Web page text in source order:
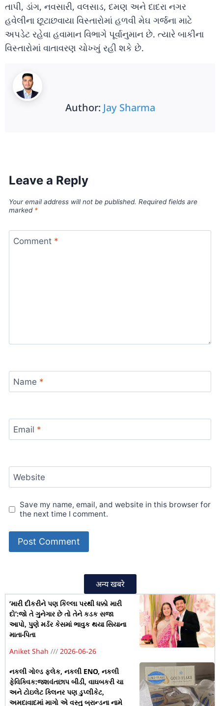
તાપી, ડાંગ, નવસારી, વલસાડ, દમણ અને દાદરા નગર
હવેલીના છૂટાછવાયા વિસ્તારોમાં હળવી મેઘ ગર્જના માટે
અપડેટ રહેવા હવામાન વિભાગે પૂર્વાનુમાન છે. ત્યારે બાકીના
વિસ્તારોમાં વાતાવરણ ચોખ્ખું રહી શકે છે.
Author: Jay Sharma
Leave a Reply
Your email address will not be published. Required fields are
marked *
Comment *
Name *
Email *
Website
Save my name, email, and website in this browser for
the next time I comment.
अन्य खबरे
‘મારી દીકરીને પણ કિલ્લા પરથી ધક્કો મારી
દો’:જો તે ગુનેગાર છે તો તેને કડક સજા
આપો, પુણે મર્ડર કેસમાં ભાવુક થયા સિયાના
માતા-પિતા
Aniket Shah
2026-06-26
નકલી ગોલ્ડ ફ્લેક, નકલી ENO, નકલી
ફેવિક્વિક:જશવંતછાપ બીડી, વાઘબકરી ચા
અને ટોઇલેટ ક્લિનર પણ ડુપ્લીકેટ,
અમદાવાદમાં માગો એ વસ્તુ બ્રાન્ડના નામે